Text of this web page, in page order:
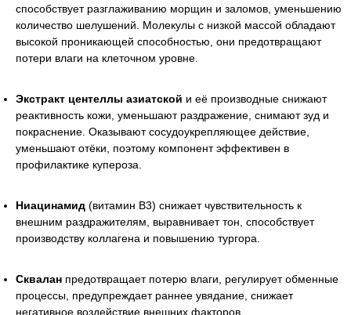
способствует разглаживанию морщин и заломов, уменьшению
количество шелушений. Молекулы с низкой массой обладают
высокой проникающей способностью, они предотвращают
потери влаги на клеточном уровне.
Экстракт центеллы азиатской и её производные снижают
реактивность кожи, уменьшают раздражение, снимают зуд и
покраснение. Оказывают сосудоукрепляющее действие,
уменьшают отёки, поэтому компонент эффективен в
профилактике купероза.
Ниацинамид (витамин B3) снижает чувствительность к
внешним раздражителям, выравнивает тон, способствует
производству коллагена и повышению тургора.
Сквалан предотвращает потерю влаги, регулирует обменные
процессы, предупреждает раннее увядание, снижает
негативное воздействие внешних факторов.